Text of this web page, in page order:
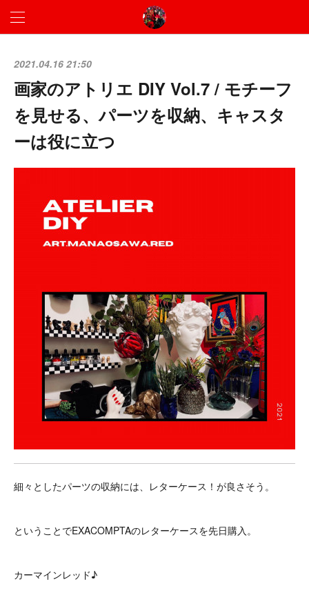
2021.04.16 21:50
画家のアトリエ DIY Vol.7 / モチーフ
を見せる、パーツを収納、キャスタ
ーは役に立つ
細々としたパーツの収納には、レターケース！が良さそう。
ということでEXACOMPTAのレターケースを先日購入。
カーマインレッド♪